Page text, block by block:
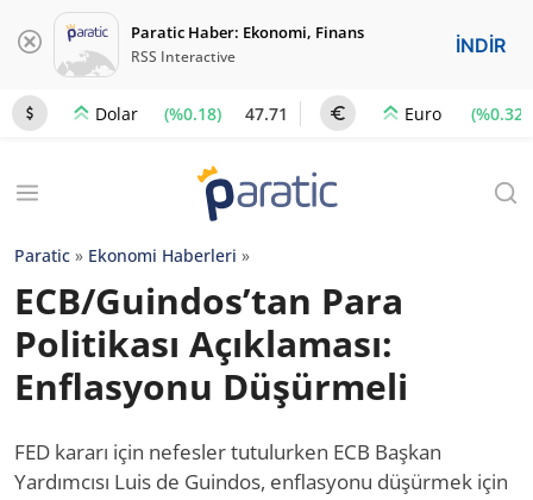
Paratic Haber: Ekonomi, Finans
RSS Interactive İNDİR
Dolar (%0.18) 47.71 Euro (%0.32)
Paratic » Ekonomi Haberleri »
ECB/Guindos’tan Para
Politikası Açıklaması:
Enflasyonu Düşürmeli
FED kararı için nefesler tutulurken ECB Başkan
Yardımcısı Luis de Guindos, enflasyonu düşürmek için